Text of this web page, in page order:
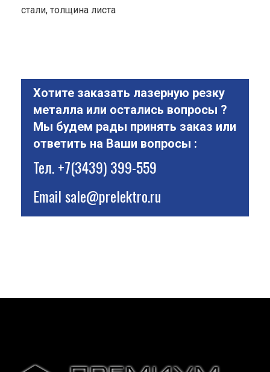
стали, толщина листа
Хотите заказать лазерную резку
металла или остались вопросы ?
Мы будем рады принять заказ или
ответить на Ваши вопросы :
Тел.+7(3439) 399-559
Emailsale@prelektro.ru